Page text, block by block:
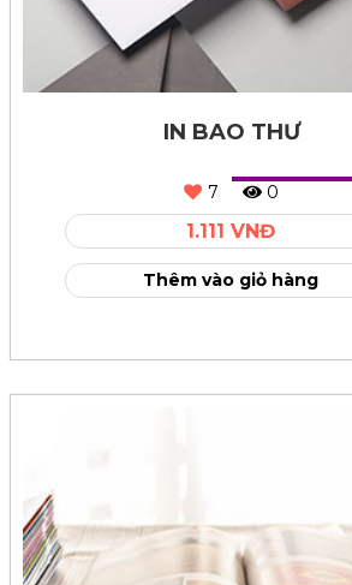
IN BAO THƯ
7 0
1.111 VNĐ
Thêm vào giỏ hàng